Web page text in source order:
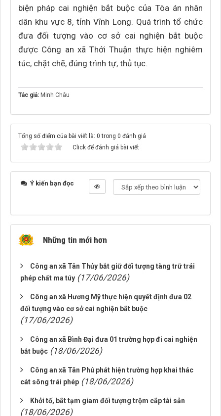
biện pháp cai nghiện bắt buộc của Tòa án nhân
dân khu vực 8, tỉnh Vĩnh Long. Quá trình tổ chức
đưa đối tượng vào cơ sở cai nghiện bắt buộc
được Công an xã Thới Thuận thực hiện nghiêm
túc, chặt chẽ, đúng trình tự, thủ tục.
Tác giả: Minh Châu
Tổng số điểm của bài viết là: 0 trong 0 đánh giá
Click để đánh giá bài viết
Ý kiến bạn đọc
Những tin mới hơn
Công an xã Tân Thủy bắt giữ đối tượng tàng trữ trái
phép chất ma túy (17/06/2026)
Công an xã Hương Mỹ thực hiện quyết định đưa 02
đối tượng vào cơ sở cai nghiện bắt buộc
(17/06/2026)
Công an xã Bình Đại đưa 01 trường hợp đi cai nghiện
bắt buộc (18/06/2026)
Công an xã Tân Phú phát hiện trường hợp khai thác
cát sông trái phép (18/06/2026)
Khởi tố, bắt tạm giam đối tượng trộm cắp tài sản
(18/06/2026)